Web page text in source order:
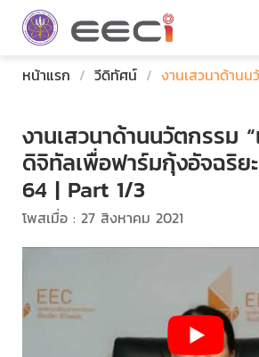
หน้าแรก / วีดิทัศน์ / งานเสวนาด้านน
งานเสวนาด้านนวัตกรรม “
ดิจิทัลเพื่อฟาร์มกุ้งอัจฉริย
64 | Part 1/3
โพสเมื่อ : 27 สิงหาคม 2021